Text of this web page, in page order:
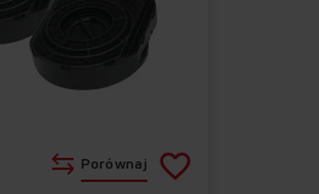
Porównaj